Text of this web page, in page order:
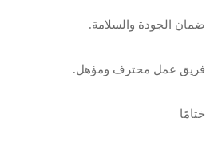
ضمان الجودة والسلامة.
فريق عمل محترف ومؤهل.
ختامًا